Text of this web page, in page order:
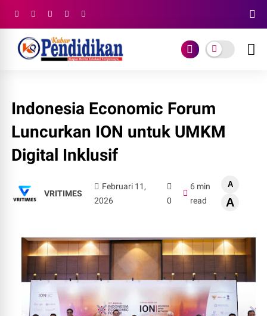
Indonesia Economic Forum
Luncurkan ION untuk UMKM
Digital Inklusif
VRITIMES
Februari 11,
2026
0
6 min
read
A
A